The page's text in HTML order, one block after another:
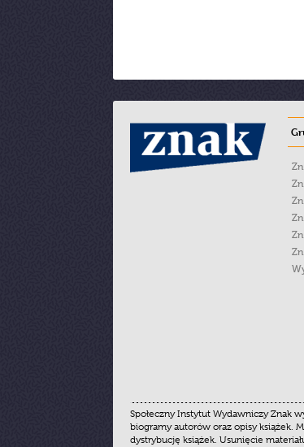
Społeczny Instytut Wydawniczy Znak
biogramy autorów oraz opisy książek.
dystrybucję książek. Usunięcie